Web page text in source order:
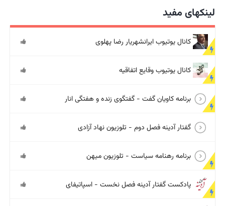
لینکهای مفید
کانال یوتیوب ایرانشهریار رضا پهلوی
کانال یوتیوب وقایع اتفاقیه
برنامه کاویان گفت - گفتگوی زنده و هفتگی انار
گفتار آدینه فصل دوم - تلوزیون نهاد آزادی
برنامه رهنامه سیاست - تلوزیون میهن
پادکست گفتار آدینه فصل نخست - اسپاتیفای